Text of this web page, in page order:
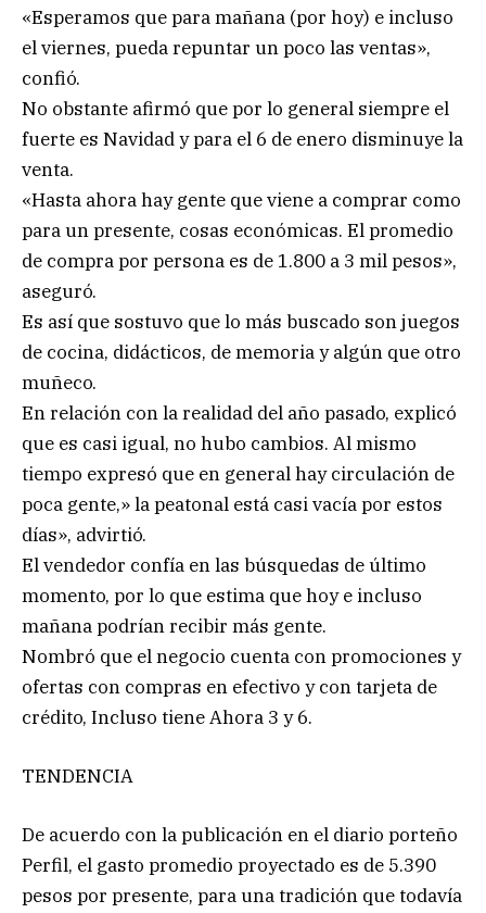
«Esperamos que para mañana (por hoy) e incluso
el viernes, pueda repuntar un poco las ventas»,
confió.
No obstante afirmó que por lo general siempre el
fuerte es Navidad y para el 6 de enero disminuye la
venta.
«Hasta ahora hay gente que viene a comprar como
para un presente, cosas económicas. El promedio
de compra por persona es de 1.800 a 3 mil pesos»,
aseguró.
Es así que sostuvo que lo más buscado son juegos
de cocina, didácticos, de memoria y algún que otro
muñeco.
En relación con la realidad del año pasado, explicó
que es casi igual, no hubo cambios. Al mismo
tiempo expresó que en general hay circulación de
poca gente,» la peatonal está casi vacía por estos
días», advirtió.
El vendedor confía en las búsquedas de último
momento, por lo que estima que hoy e incluso
mañana podrían recibir más gente.
Nombró que el negocio cuenta con promociones y
ofertas con compras en efectivo y con tarjeta de
crédito, Incluso tiene Ahora 3 y 6.
TENDENCIA
De acuerdo con la publicación en el diario porteño
Perfil, el gasto promedio proyectado es de 5.390
pesos por presente, para una tradición que todavía